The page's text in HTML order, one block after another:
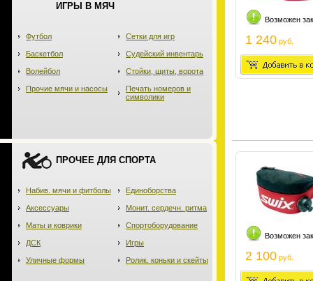
ИГРЫ В МЯЧ
Футбол
Баскетбол
Волейбол
Прочие мячи и насосы
Сетки для игр
Судейский инвентарь
Стойки, щиты, ворота
Печать номеров и
символики
ПРОЧЕЕ ДЛЯ СПОРТА
Набив. мячи и фитболы
Аксессуары
Маты и коврики
ДСК
Уличные формы
Единоборства
Монит. сердечн. ритма
Спортоборудование
Игры
Ролик. коньки и скейты
Возможен
1 240 руб.
Возможен
2 100 руб.